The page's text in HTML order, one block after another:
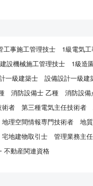
工事施工管理技士
1級電気
設機械施工管理技士
1級造
一級建築士 設備設計一級建
消防設備士 乙種
消防設
術者 第三種電気主任技術者
地理空間情報専門技術者
地
宅地建物取引士
管理業務主
不動産関連資格